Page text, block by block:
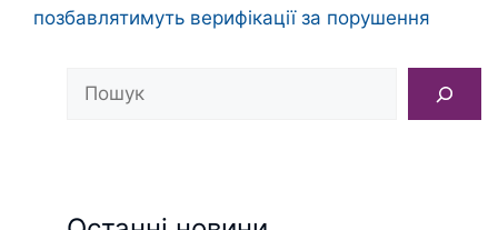
позбавлятимуть верифікації за порушення
Пошук